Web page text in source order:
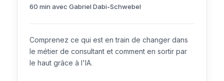
60 min avec Gabriel Dabi-Schwebel
Comprenez ce qui est en train de changer dans
le métier de consultant et comment en sortir par
le haut grâce à l'IA.